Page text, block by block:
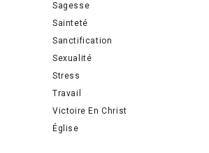
Sagesse
Sainteté
Sanctification
Sexualité
Stress
Travail
Victoire En Christ
Église